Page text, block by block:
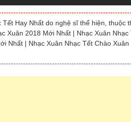
Hay Nhất do nghệ sĩ thể hiện, thuộc
Xuân 2018 Mới Nhất | Nhạc Xuân Nhạc
Nhất | Nhạc Xuân Nhạc Tết Chào Xuân